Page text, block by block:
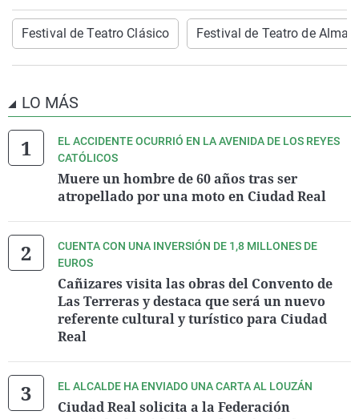
Festival de Teatro Clásico Festival de Teatro de
LO MÁS
EL ACCIDENTE OCURRIÓ EN LA AVENIDA DE LOS REYES
CATÓLICOS
Muere un hombre de 60 años tras ser
atropellado por una moto en Ciudad Real
CUENTA CON UNA INVERSIÓN DE 1,8 MILLONES DE
EUROS
Cañizares visita las obras del Convento de
Las Terreras y destaca que será un nuevo
referente cultural y turístico para Ciudad
Real
EL ALCALDE HA ENVIADO UNA CARTA AL LOUZÁN
Ciudad Real solicita a la Federación